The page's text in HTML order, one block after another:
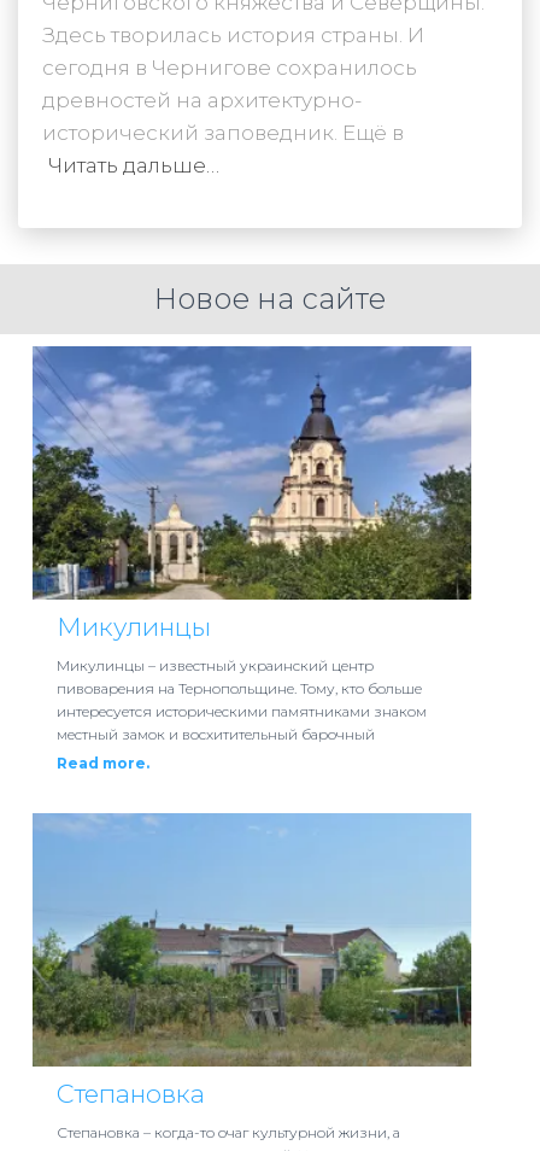
Здесь творилась история страны. И
сегодня в Чернигове сохранилось
древностей на архитектурно-
исторический заповедник. Ещё в
Читать дальше…
Новое на сайте
Микулинцы
Микулинцы – известный украинский центр
пивоварения на Тернопольщине. Тому, кто больше
интересуется историческими памятниками знаком
местный замок и восхитительный барочный
Read more.
Степановка
Степановка – когда-то очаг культурной жизни, а